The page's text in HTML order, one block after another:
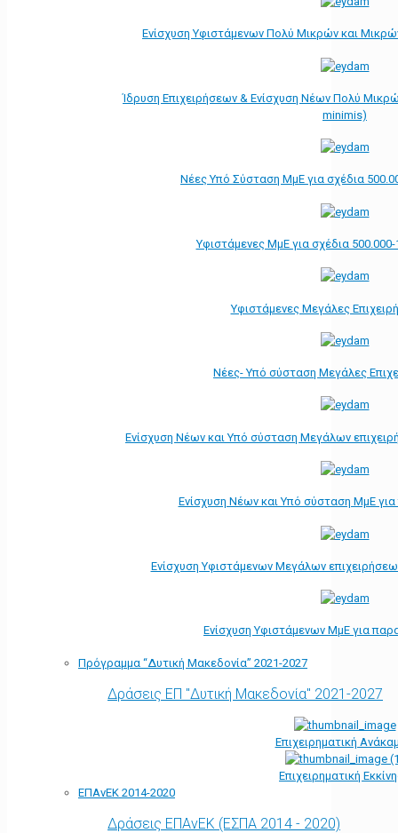
Ενίσχυση Υφιστάμενων Πολύ Μικρών και
Ίδρυση Επιχειρήσεων & Ενίσχυση Νέων Πολύ
minimis)
Νέες Υπό Σύσταση ΜμΕ για σχέδια
Υφιστάμενες ΜμΕ για σχέδια
Υφιστάμενες Μεγάλες
Νέες- Υπό σύσταση Μεγάλες
Ενίσχυση Νέων και Υπό σύσταση Μεγάλων
Ενίσχυση Νέων και Υπό σύσταση ΜμΕ
Ενίσχυση Υφιστάμενων Μεγάλων
Ενίσχυση Υφιστάμενων ΜμΕ για
Πρόγραμμα “Δυτική Μακεδονία” 2021-2027
Δράσεις ΕΠ "Δυτική Μακεδονία" 2021-2027
Επιχειρηματική
Επιχειρηματική
ΕΠΑνΕΚ 2014-2020
Δράσεις ΕΠΑνΕΚ (ΕΣΠΑ 2014 - 2020)